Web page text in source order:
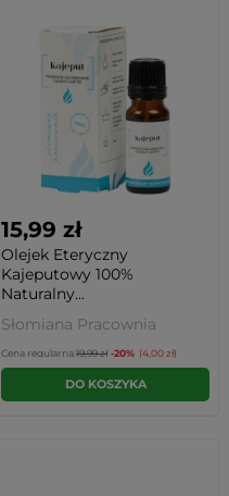
15,99 zł
Olejek Eteryczny
Kajeputowy 100%
Naturalny...
Słomiana Pracownia
Cena regularna:19,99 zł -20% (4,00 zł)
DO KOSZYKA